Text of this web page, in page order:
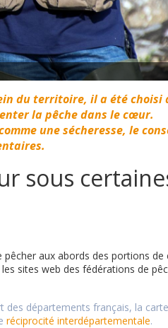
du territoire, il a été choisi
la pêche dans le cœur.
une sécheresse, le
sous
pêcher aux abords des portions de
sites web des fédérations de
des départements français, la
réciprocité interdépartementale.